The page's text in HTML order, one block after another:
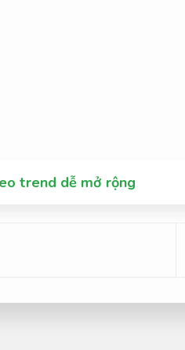
trend dễ mở rộng